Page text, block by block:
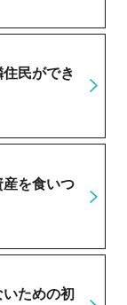
民ができ
を食いつ
ための初